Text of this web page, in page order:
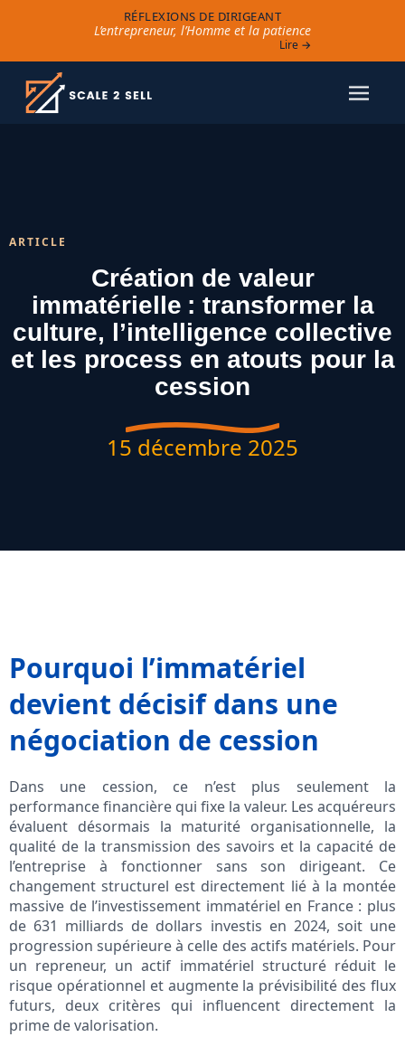
RÉFLEXIONS DE DIRIGEANT
L’entrepreneur, l’Homme et la patience
Lire →
ARTICLE
Création de valeur
immatérielle : transformer la
culture, l’intelligence collective
et les process en atouts pour la
cession
15 décembre 2025
Pourquoi l’immatériel
devient décisif dans une
négociation de cession
Dans une cession, ce n’est plus seulement la
performance financière qui fixe la valeur. Les acquéreurs
évaluent désormais la maturité organisationnelle, la
qualité de la transmission des savoirs et la capacité de
l’entreprise à fonctionner sans son dirigeant. Ce
changement structurel est directement lié à la montée
massive de l’investissement immatériel en France : plus
de 631 milliards de dollars investis en 2024, soit une
progression supérieure à celle des actifs matériels. Pour
un repreneur, un actif immatériel structuré réduit le
risque opérationnel et augmente la prévisibilité des flux
futurs, deux critères qui influencent directement la
prime de valorisation.